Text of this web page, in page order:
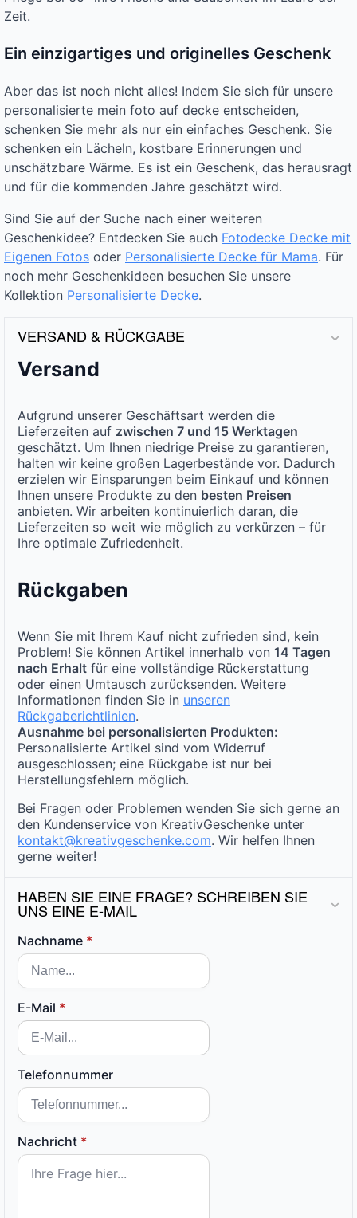
Zeit.
Ein einzigartiges und originelles Geschenk
Aber das ist noch nicht alles! Indem Sie sich für unsere
personalisierte mein foto auf decke entscheiden,
schenken Sie mehr als nur ein einfaches Geschenk. Sie
schenken ein Lächeln, kostbare Erinnerungen und
unschätzbare Wärme. Es ist ein Geschenk, das herausragt
und für die kommenden Jahre geschätzt wird.
Sind Sie auf der Suche nach einer weiteren
Geschenkidee? Entdecken Sie auch Fotodecke Decke mit
Eigenen Fotos oder Personalisierte Decke für Mama. Für
noch mehr Geschenkideen besuchen Sie unsere
Kollektion Personalisierte Decke.
VERSAND & RÜCKGABE
Versand
Aufgrund unserer Geschäftsart werden die
Lieferzeiten auf zwischen 7 und 15 Werktagen
geschätzt. Um Ihnen niedrige Preise zu garantieren,
halten wir keine großen Lagerbestände vor. Dadurch
erzielen wir Einsparungen beim Einkauf und können
Ihnen unsere Produkte zu den besten Preisen
anbieten. Wir arbeiten kontinuierlich daran, die
Lieferzeiten so weit wie möglich zu verkürzen – für
Ihre optimale Zufriedenheit.
Rückgaben
Wenn Sie mit Ihrem Kauf nicht zufrieden sind, kein
Problem! Sie können Artikel innerhalb von 14 Tagen
nach Erhalt für eine vollständige Rückerstattung
oder einen Umtausch zurücksenden. Weitere
Informationen finden Sie in unseren
Rückgaberichtlinien.
Ausnahme bei personalisierten Produkten:
Personalisierte Artikel sind vom Widerruf
ausgeschlossen; eine Rückgabe ist nur bei
Herstellungsfehlern möglich.
Bei Fragen oder Problemen wenden Sie sich gerne an
den Kundenservice von KreativGeschenke unter
kontakt@kreativgeschenke.com. Wir helfen Ihnen
gerne weiter!
HABEN SIE EINE FRAGE? SCHREIBEN SIE
UNS EINE E-MAIL
Nachname *
E-Mail *
Telefonnummer
Nachricht *